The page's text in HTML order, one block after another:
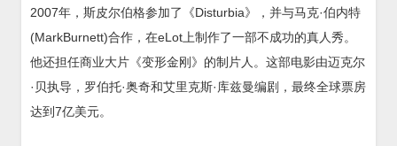
2007年，斯皮尔伯格参加了《Disturbia》，并与马克·伯内特
(MarkBurnett)合作，在eLot上制作了一部不成功的真人秀。
他还担任商业大片《变形金刚》的制片人。这部电影由迈克尔
·贝执导，罗伯托·奥奇和艾里克斯·库兹曼编剧，最终全球票房
达到7亿美元。